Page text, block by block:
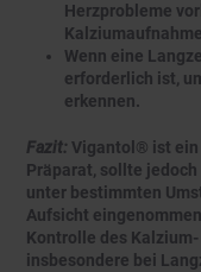
Herzprobleme
Wenn eine
erforderlich ist,
erkennen.
Fazit: Vigantol® ist ein
Präparat, sollte
unter bestimmten
Aufsicht
Kontrolle des
insbesondere bei